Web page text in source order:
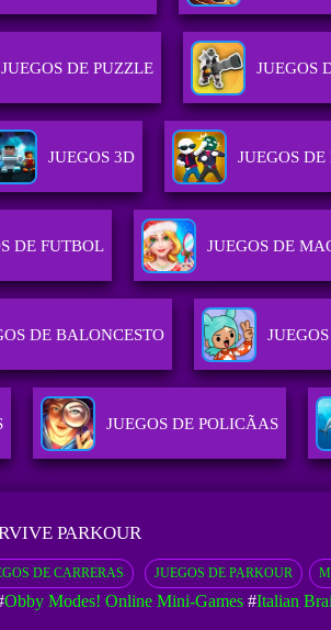
JUEGOS DE PUZZLE JUEGOS
JUEGOS 3D JUEGOS
DE FUTBOL JUEGOS DE
DE BALONCESTO
JUEGOS DE POLICÃ­AS
PARKOUR
DE CARRERAS JUEGOS DE PARKOUR
Obby Modes! Online Mini-Games#Italian